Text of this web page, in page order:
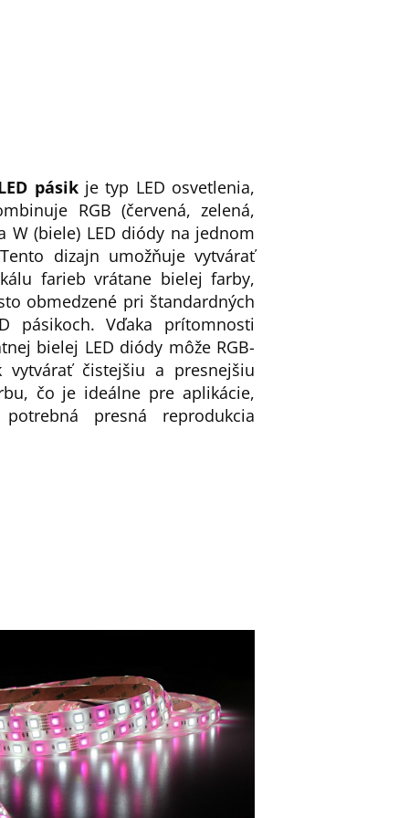
pásikje typ LED osvetlenia,
RGB (červená, zelená,
W (biele) LED diódy na jednom
dizajn umožňuje vytvárať
farieb vrátane bielej farby,
obmedzené pri štandardných
pásikoch. Vďaka prítomnosti
bielej LED diódy môže RGB-
vytvárať čistejšiu a presnejšiu
čo je ideálne pre aplikácie,
presná reprodukcia